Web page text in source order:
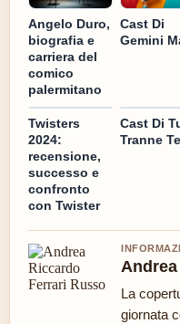
Angelo Duro,
biografia e
carriera del
comico
palermitano
Cast Di
Gemini
Twisters
2024:
recensione,
successo e
confronto
con Twister
Cast Di
Tranne Te
La
giornata